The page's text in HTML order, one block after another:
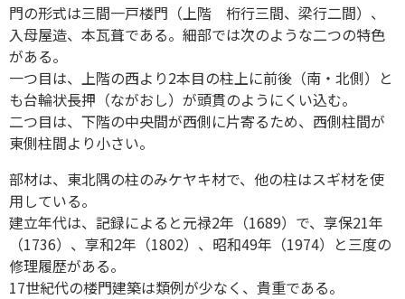
門の形式は三間一戸楼門（上階 桁行三間、梁行二間）、
入母屋造、本瓦葺である。細部では次のような二つの特色
がある。
一つ目は、上階の西より2本目の柱上に前後（南・北側）と
も台輪状長押（ながおし）が頭貫のようにくい込む。
二つ目は、下階の中央間が西側に片寄るため、西側柱間が
東側柱間より小さい。
部材は、東北隅の柱のみケヤキ材で、他の柱はスギ材を使
用している。
建立年代は、記録によると元禄2年（1689）で、享保21年
（1736）、享和2年（1802）、昭和49年（1974）と三度の
修理履歴がある。
17世紀代の楼門建築は類例が少なく、貴重である。